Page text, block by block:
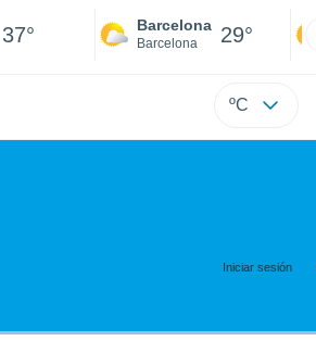
37° Barcelona
Barcelona 29°
ºC
Iniciar sesión